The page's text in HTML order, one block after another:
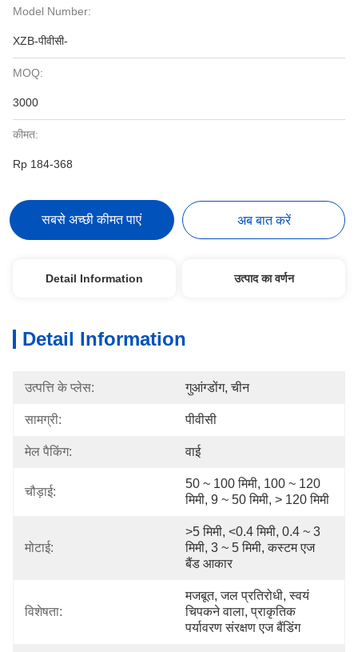
Model Number:
XZB-पीवीसी-
MOQ:
3000
कीमत:
Rp 184-368
सबसे अच्छी कीमत पाएं अब बात करें
Detail Information उत्पाद का वर्णन
Detail Information
उत्पत्ति के प्लेस: गुआंग्डोंग, चीन
सामग्री: पीवीसी
मेल पैकिंग: वाई
चौड़ाई:
50 ~ 100 मिमी, 100 ~ 120
मिमी, 9 ~ 50 मिमी, > 120 मिमी
मोटाई:
>5 मिमी, <0.4 मिमी, 0.4 ~ 3
मिमी, 3 ~ 5 मिमी, कस्टम एज
बैंड आकार
विशेषता:
मजबूत, जल प्रतिरोधी, स्वयं
चिपकने वाला, प्राकृतिक
पर्यावरण संरक्षण एज बैंडिंग